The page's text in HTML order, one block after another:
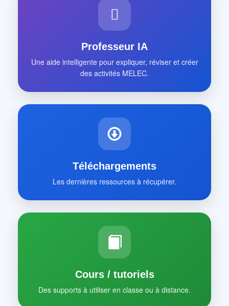
Professeur IA
Une aide intelligente pour expliquer, réviser et créer
des activités MELEC.
Téléchargements
Les dernières ressources à récupérer.
Cours / tutoriels
Des supports à utiliser en classe ou à distance.